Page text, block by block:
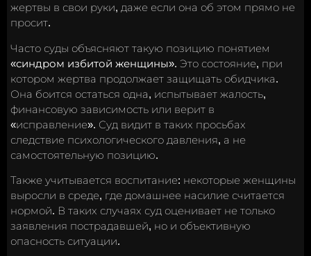
жертвы в свои руки, даже если она об этом прямо не
просит.
Часто суды объясняют такую позицию понятием
«синдром избитой женщины». Это состояние, при
котором жертва продолжает защищать обидчика.
Она боится остаться одна, испытывает жалость,
финансовую зависимость или верит в
«исправление». Суд видит в таких просьбах
следствие психологического давления, а не
самостоятельную позицию.
Также учитывается воспитание: некоторые женщины
выросли в среде, где домашнее насилие считается
нормой. В таких случаях суд оценивает не только
заявления пострадавшей, но и объективную
опасность ситуации.